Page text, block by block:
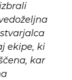
ekipe, ki
kar